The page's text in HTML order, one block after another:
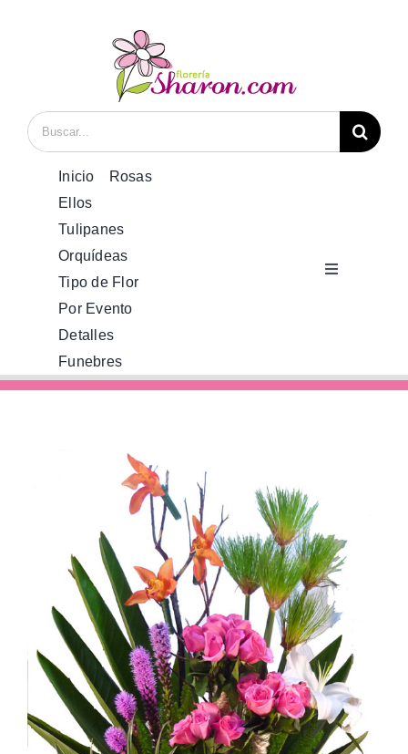
Buscar:
Toggle
Rosas
Orquídeas
Tipo de Flor
Por Evento
Detalles
Inicio
Rosas
Ellos
Tulipanes
Orquídeas
Tipo de Flor
Por Evento
Detalles
Funebres